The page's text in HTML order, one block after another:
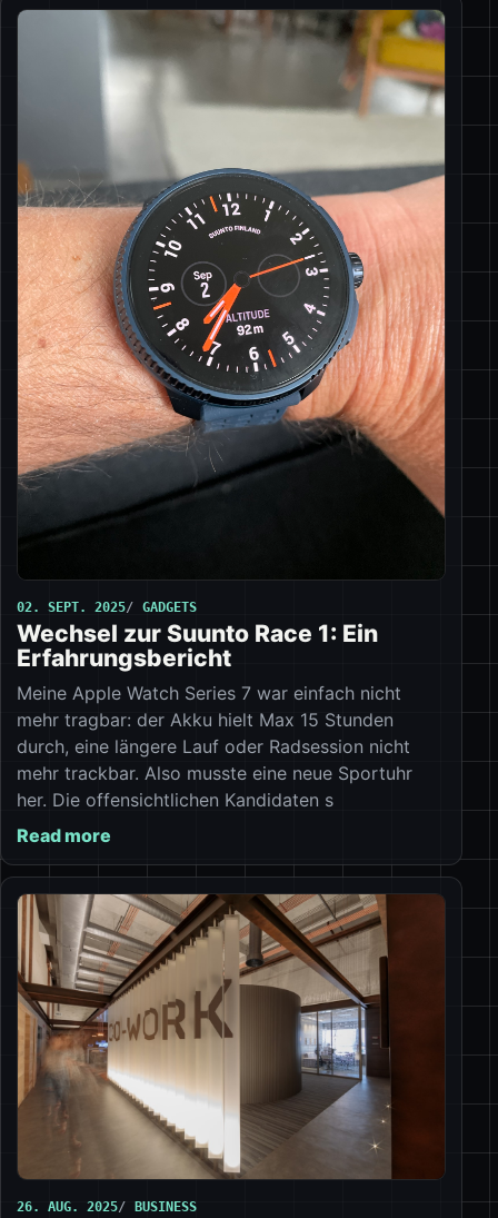
02. SEPT. 2025 GADGETS
Wechsel zur Suunto Race 1: Ein
Erfahrungsbericht
Meine Apple Watch Series 7 war einfach nicht
mehr tragbar: der Akku hielt Max 15 Stunden
durch, eine längere Lauf oder Radsession nicht
mehr trackbar. Also musste eine neue Sportuhr
her. Die offensichtlichen Kandidaten s
Read more
26. AUG. 2025 BUSINESS